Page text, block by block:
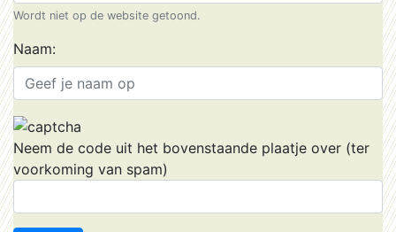
Wordt niet op de website getoond.
Naam:
Neem de code uit het bovenstaande plaatje over (ter
voorkoming van spam)